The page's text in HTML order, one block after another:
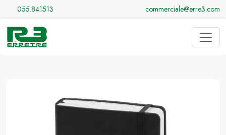
055.841513 commerciale@erre3.com